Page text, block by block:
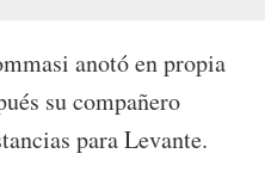
anotó en propia
su compañero
para Levante.